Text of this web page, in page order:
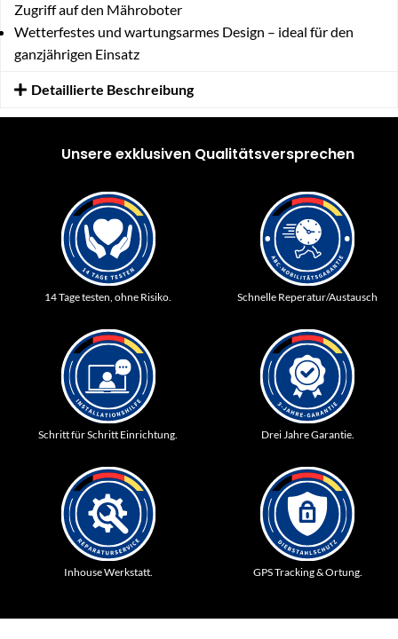
Zugriff auf den Mähroboter
Wetterfestes und wartungsarmes Design – ideal für den
ganzjährigen Einsatz
Detaillierte Beschreibung
Unsere exklusiven Qualitätsversprechen
14 Tage testen, ohne Risiko. Schnelle Reperatur/Austausch
Schritt für Schritt Einrichtung. Drei Jahre Garantie.
Inhouse Werkstatt. GPS Tracking & Ortung.